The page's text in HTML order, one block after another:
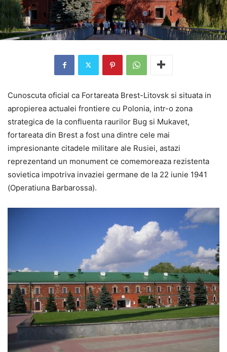
Cunoscuta oficial ca Fortareata Brest-Litovsk si situata in
apropierea actualei frontiere cu Polonia, intr-o zona
strategica de la confluenta raurilor Bug si Mukavet,
fortareata din Brest a fost una dintre cele mai
impresionante citadele militare ale Rusiei, astazi
reprezentand un monument ce comemoreaza rezistenta
sovietica impotriva invaziei germane de la 22 iunie 1941
(Operatiuna Barbarossa).